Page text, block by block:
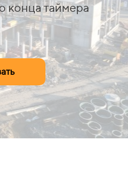
конца таймера